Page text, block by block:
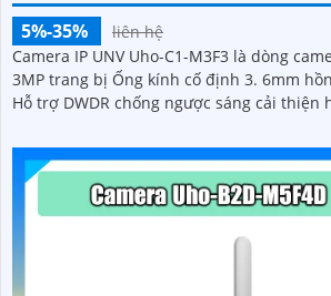
5%-35%
liên hệ
Camera IP UNV Uho-C1-M3F3 là dòng
3MP trang bị Ống kính cố định 3. 6mm
Hỗ trợ DWDR chống ngược sáng cải thiện